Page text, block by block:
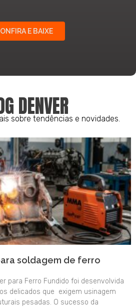
E BAIXE
DENVER
sobre tendências e novidades.
soldagem de ferro
para Ferro Fundido foi desenvolvida
delicados que exigem usinagem
pesadas. O sucesso da